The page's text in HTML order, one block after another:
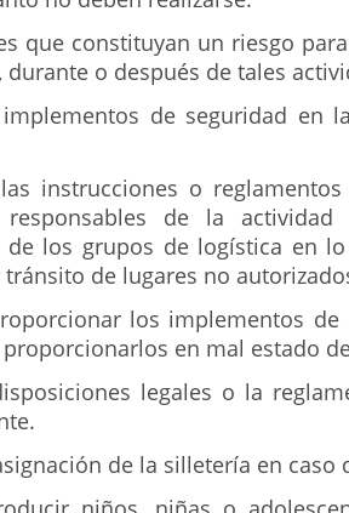
que constituyan un riesgo
durante o después de tales
de seguridad en
instrucciones o
responsables de la
de los grupos de logística en
de lugares no
los implementos de
en mal estado
legales o la
de la silletería en caso